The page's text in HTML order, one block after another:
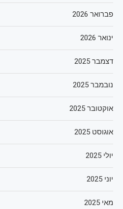
פברואר 2026
ינואר 2026
דצמבר 2025
נובמבר 2025
אוקטובר 2025
אוגוסט 2025
יולי 2025
יוני 2025
מאי 2025